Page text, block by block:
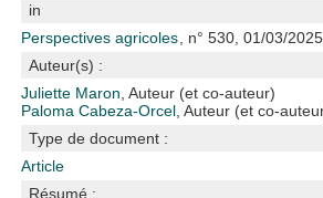
in
Perspectives agricoles , n° 530, 01/03/2025
Auteur(s) :
Juliette Maron , Auteur (et co-auteur)
Paloma Cabeza-Orcel , Auteur (et co-
Type de document :
Article
Résumé :